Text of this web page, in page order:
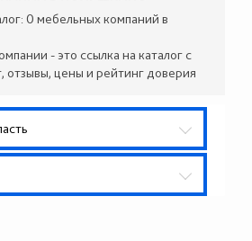
0 мебельных компаний в
- это ссылка на каталог с
отзывы, цены и рейтинг доверия